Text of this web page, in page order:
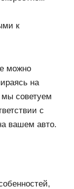
к
можно
на
советуем
с
вашем авто.